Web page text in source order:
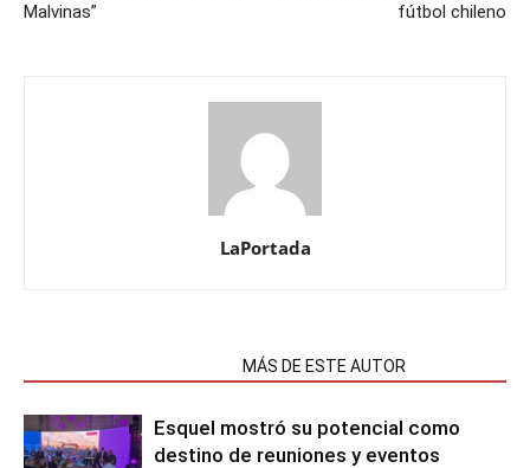
Malvinas”
fútbol chileno
LaPortada
MÁS DE ESTE AUTOR
Esquel mostró su potencial como
destino de reuniones y eventos